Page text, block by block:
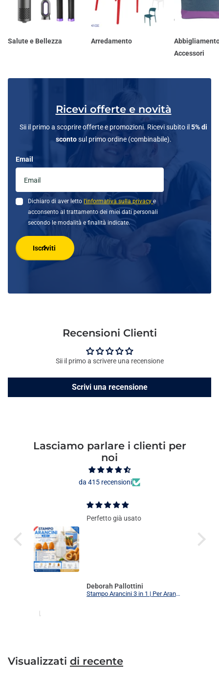
Salute e Bellezza Arredamento
Accessori
Ricevi offerte e novità
Sii il primo a scoprire offerte e promozioni. Ricevi subito il 5% di
scontosul primo ordine (combinabile).
Email
Dichiaro di aver letto l'informativa sulla privacye
acconsento al trattamento dei miei dati personali
secondo le modalità e finalità indicate.
Iscriviti
Recensioni Clienti
Sii il primo a scrivere una recensione
Scrivi una recensione
Lasciamo parlare i clienti per
noi
da 415 recensioni
Perfetto già usato
Deborah Pallottini
Stampo Arancini 3 in 1 | Per Arancini, Supplì e Polpette Uniformi | 3 Forme Intercambiabili Food Grade + Ricettario
Visualizzati di recente